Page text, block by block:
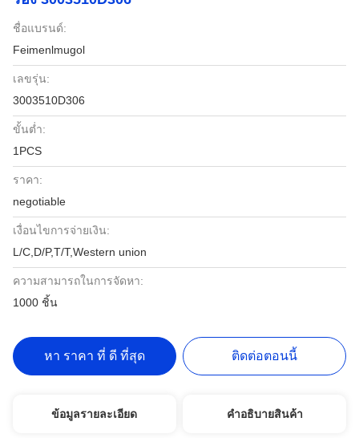
ชื่อแบรนด์:
Feimenlmugol
เลขรุ่น:
3003510D306
ขั้นต่ำ:
1PCS
ราคา:
negotiable
เงื่อนไขการจ่ายเงิน:
L/C,D/P,T/T,Western union
ความสามารถในการจัดหา:
1000 ชิ้น
หา ราคา ที่ ดี ที่สุด ติดต่อตอนนี้
ข้อมูลรายละเอียด คําอธิบายสินค้า